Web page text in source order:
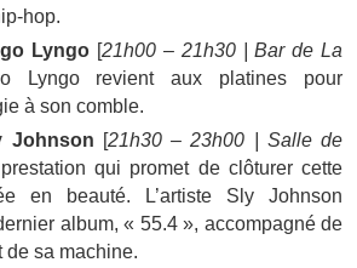
hop.
Lyngo [21h00 – 21h30 | Bar de La
Lyngo revient aux platines pour
à son comble.
Johnson [21h30 – 23h00 | Salle de
qui promet de clôturer cette
en beauté. L’artiste Sly Johnson
album, « 55.4 », accompagné de
de sa machine.